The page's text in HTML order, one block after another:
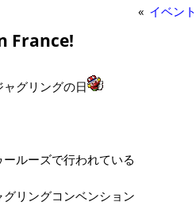
« イベン
France!
グリングの日
ルーズで行われている
リングコンベンション